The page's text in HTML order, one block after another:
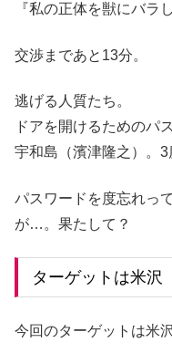
『私の正体を獣にバラ
交渉まであと13分。
逃げる人質たち。
ドアを開けるためのパ
宇和島（濱津隆之）。3
パスワードを度忘れっ
が…。果たして？
ターゲットは米沢
今回のターゲットは米沢